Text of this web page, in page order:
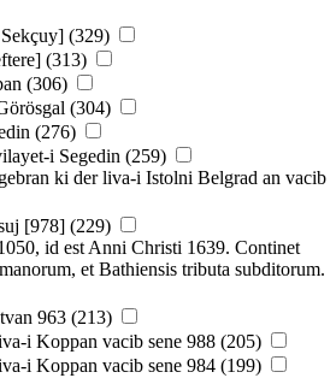
(329)
(313)
(306)
(304)
(276)
i Segedin (259)
ki der liva-i Istolni Belgrad an vacib
[978] (229)
id est Anni Christi 1639. Continet
et Bathiensis tributa subditorum.
963 (213)
i Koppan vacib sene 988 (205)
i Koppan vacib sene 984 (199)